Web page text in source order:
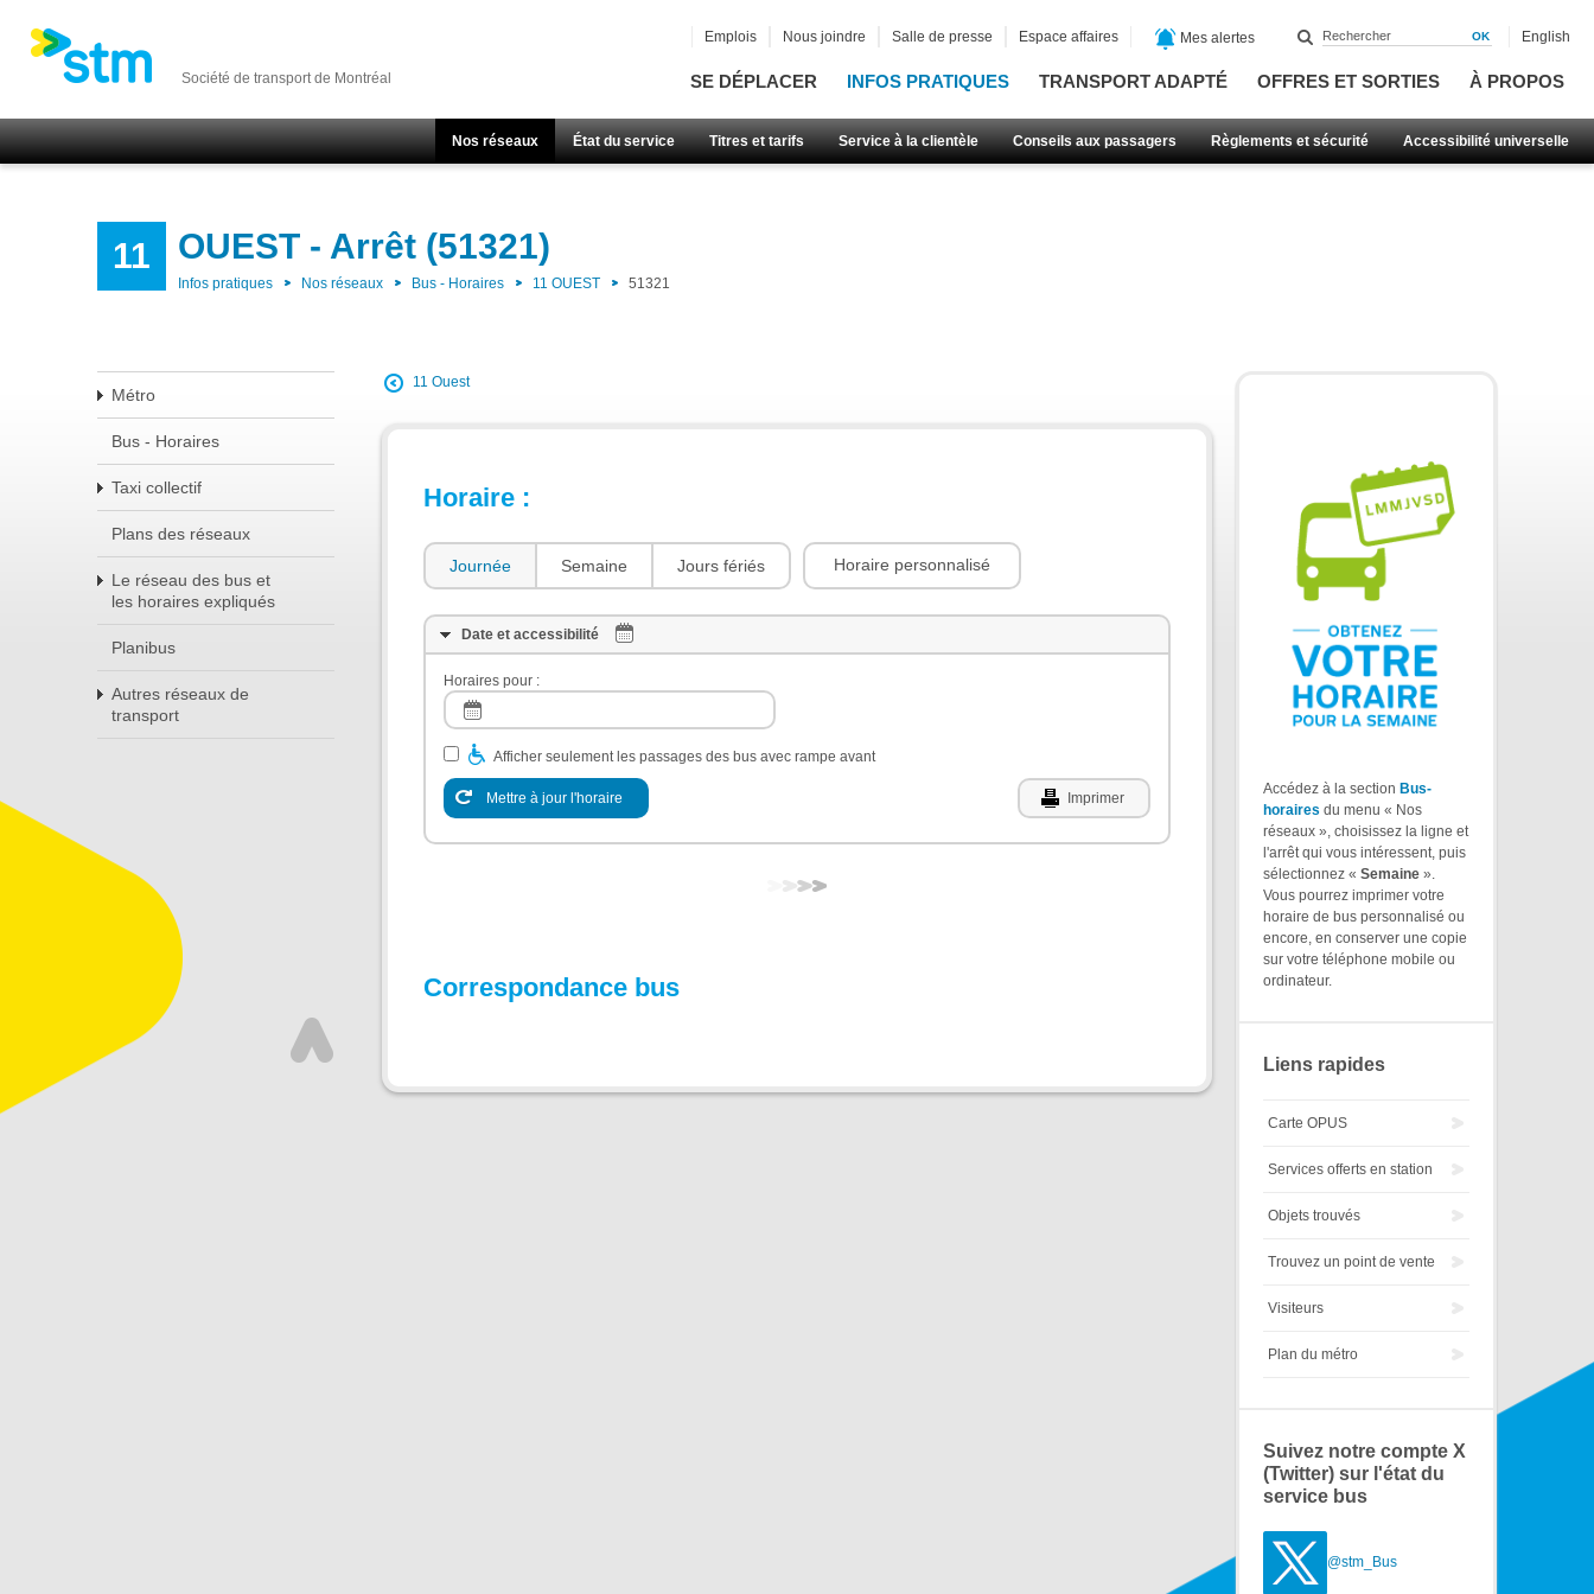
Société de transport de Montréal SE DÉPLACER INFOS PRATIQUES TRANSPORT ADAPTÉ OFFRES ET SORTIES À PROPOS
Nos réseaux État du service Titres et tarifs Service à la clientèle Conseils aux passagers Règlements et sécurité Accessibilité universelle
Emplois Nous joindre Salle de presse Espace affaires Mes alertes English
11 OUEST - Arrêt (51321)
Infos pratiques Nos réseaux Bus - Horaires 11 OUEST 51321
Métro
Bus - Horaires
Taxi collectif
Plans des réseaux
Le réseau des bus et
les horaires expliqués
Planibus
Autres réseaux de
transport
11 Ouest
Horaire :
Journée Semaine Jours fériés Horaire personnalisé
Date et accessibilité
Horaires pour :
Afficher seulement les passages des bus avec rampe avant
Mettre à jour l'horaire Imprimer
Correspondance bus
Accédez à la section Bus-
horaires du menu « Nos
réseaux », choisissez la ligne et
l'arrêt qui vous intéressent, puis
sélectionnez « Semaine ».
Vous pourrez imprimer votre
horaire de bus personnalisé ou
encore, en conserver une copie
sur votre téléphone mobile ou
ordinateur.
Liens rapides
Carte OPUS
Services offerts en station
Objets trouvés
Trouvez un point de vente
Visiteurs
Plan du métro
Suivez notre compte X
(Twitter) sur l'état du
service bus
@stm_Bus